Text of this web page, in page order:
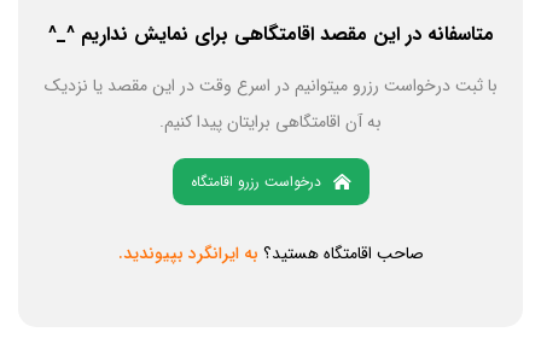
متاسفانه در این مقصد اقامتگاهی برای نمایش نداریم ^_^
با ثبت درخواست رزرو میتوانیم در اسرع وقت در این مقصد یا نزدیک
به آن اقامتگاهی برایتان پیدا کنیم.
درخواست رزرو اقامتگاه
صاحب اقامتگاه هستید؟ به ایرانگرد بپیوندید.